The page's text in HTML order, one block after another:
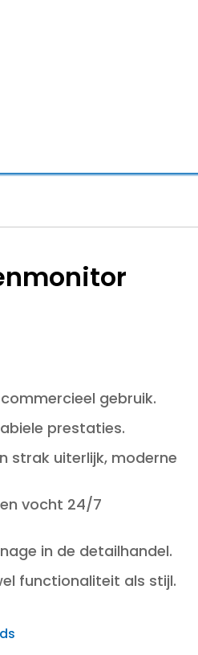
gebruik.
prestaties.
strak uiterlijk, moderne
vocht 24/7
in de detailhandel.
functionaliteit als stijl.